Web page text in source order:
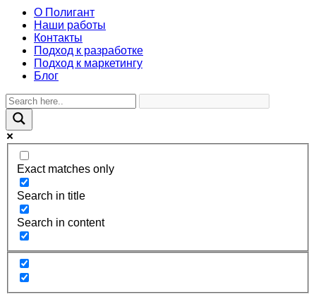
О Полигант
Наши работы
Контакты
Подход к разработке
Подход к маркетингу
Блог
Exact matches only
Search in title
Search in content